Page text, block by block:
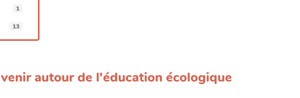
1
13
autour de l'éducation écologique